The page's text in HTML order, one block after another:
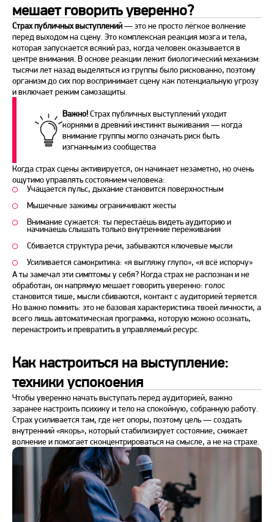
мешает говорить уверенно?
Страх публичных выступлений— это не просто лёгкое волнение
перед выходом на сцену. Это комплексная реакция мозга и тела,
которая запускается всякий раз, когда человек оказывается в
центре внимания. В основе реакции лежит биологический механизм:
тысячи лет назад выделяться из группы было рискованно, поэтому
организм до сих пор воспринимает сцену как потенциальную угрозу
и включает режим самозащиты.
Важно!Страх публичных выступленийуходит
корнями в древний инстинкт выживания — когда
внимание группы могло означать риск быть
изгнанным из сообщества
Когдастрахсцены активируется, он начинает незаметно, но очень
ощутимо управлять состоянием человека:
Учащается пульс, дыхание становится поверхностным
Мышечные зажимы ограничивают жесты
Внимание сужается: ты перестаёшь видеть аудиторию и
начинаешь слышать только внутренние переживания
Сбивается структураречи, забываются ключевые мысли
Усиливается самокритика: «я выгляжу глупо», «я всё испорчу»
А ты замечал эти симптомы у себя? Когдастрахне распознани не
обработан, он напрямую мешает говорить уверенно: голос
становится тише, мысли сбиваются, контакт с аудиторией теряется.
Но важно помнить: это не базовая характеристика твоей личности, а
всего лишь автоматическая программа, которую можно осознать,
перенастроить и превратить в управляемый ресурс.
Как настроиться на выступление:
техники успокоения
Чтобы уверенно начатьвыступать перед аудиторией, важно
заранее настроить психику и тело на спокойную, собранную работу.
Страхусиливается там, где нет опоры, поэтому цель — создать
внутренний «якорь», который стабилизирует состояние, снижает
волнение и помогает сконцентрироваться на смысле, а не на страхе.